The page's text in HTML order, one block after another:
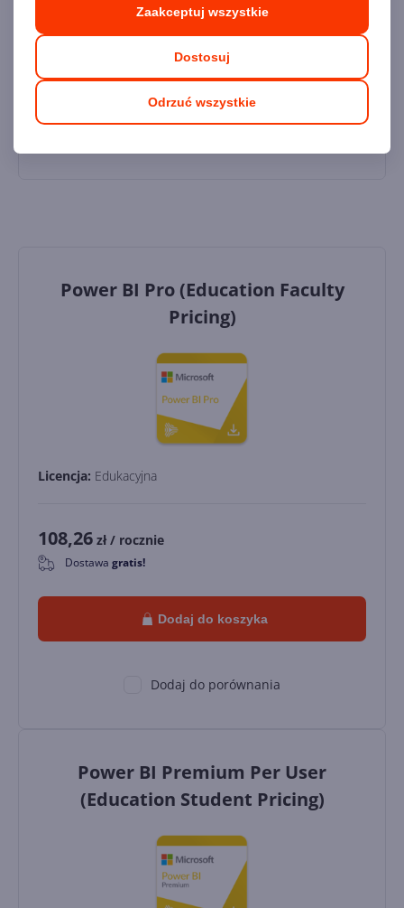
Odrzuć wszystkie
Dostosuj
Zaakceptuj wszystkie
gratis!
Power BI Pro (Education Faculty
Pricing)
Licencja: Edukacyjna
108,26 zł / rocznie
0 Dostawa gratis!
Dodaj do koszyka
Dodaj do porównania
Power BI Premium Per User
(Education Student Pricing)